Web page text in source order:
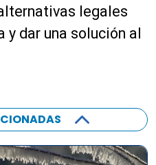
legales
y dar una solución al